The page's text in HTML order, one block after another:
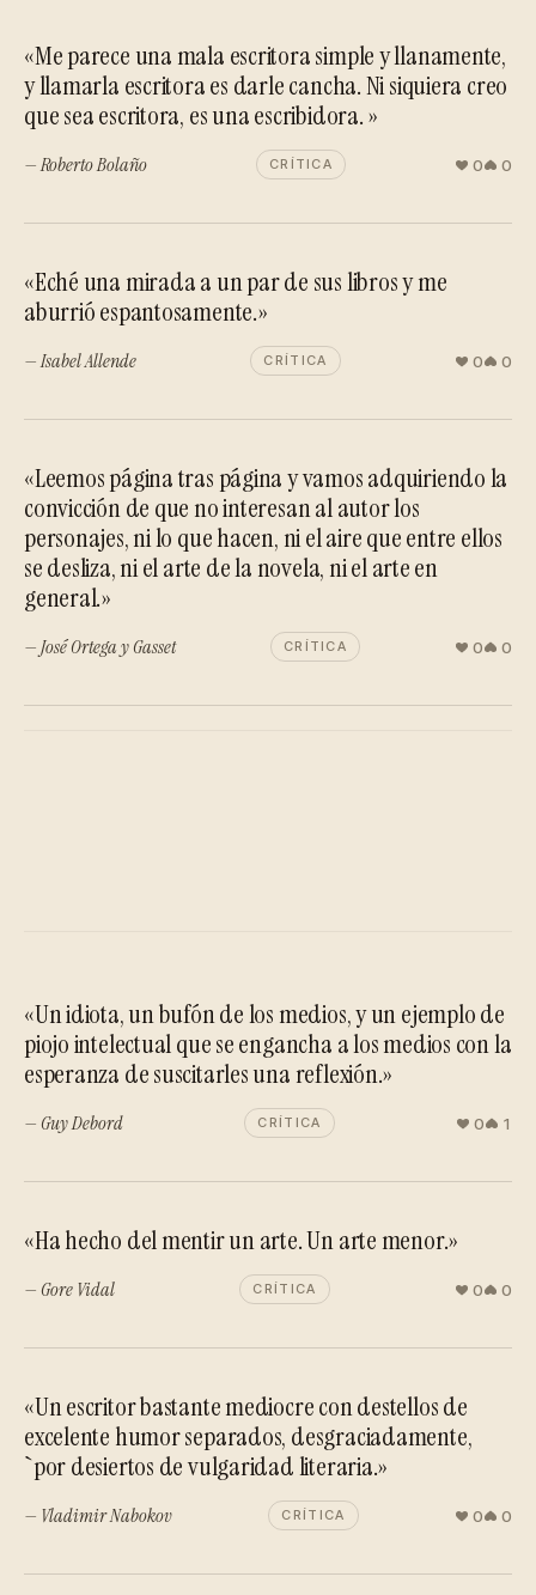
«Me parece una mala escritora simple y llanamente,
y llamarla escritora es darle cancha. Ni siquiera creo
que sea escritora, es una escribidora. »
— Roberto Bolaño CRÍTICA 0 0
«Eché una mirada a un par de sus libros y me
aburrió espantosamente.»
— Isabel Allende CRÍTICA 0 0
«Leemos página tras página y vamos adquiriendo la
convicción de que no interesan al autor los
personajes, ni lo que hacen, ni el aire que entre ellos
se desliza, ni el arte de la novela, ni el arte en
general.»
— José Ortega y Gasset CRÍTICA 0 0
«Un idiota, un bufón de los medios, y un ejemplo de
piojo intelectual que se engancha a los medios con la
esperanza de suscitarles una reflexión.»
— Guy Debord CRÍTICA 0 1
«Ha hecho del mentir un arte. Un arte menor.»
— Gore Vidal CRÍTICA 0 0
«Un escritor bastante mediocre con destellos de
excelente humor separados, desgraciadamente,
`por desiertos de vulgaridad literaria.»
— Vladimir Nabokov CRÍTICA 0 0